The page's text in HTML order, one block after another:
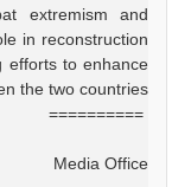
extremism and
in reconstruction
efforts to enhance
the two countries.
==========